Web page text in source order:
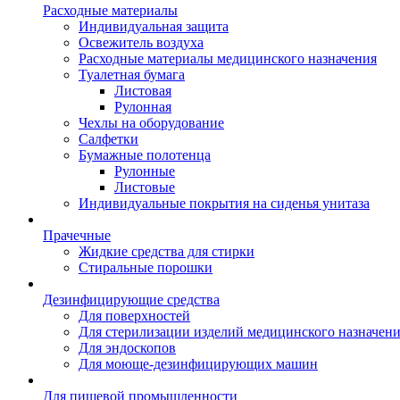
Расходные материалы
Индивидуальная защита
Освежитель воздуха
Расходные материалы медицинского назначения
Туалетная бумага
Листовая
Рулонная
Чехлы на оборудование
Салфетки
Бумажные полотенца
Рулонные
Листовые
Индивидуальные покрытия на сиденья унитаза
Прачечные
Жидкие средства для стирки
Стиральные порошки
Дезинфицирующие средства
Для поверхностей
Для стерилизации изделий медицинского
Для эндоскопов
Для моюще-дезинфицирующих машин
Для пищевой промышленности